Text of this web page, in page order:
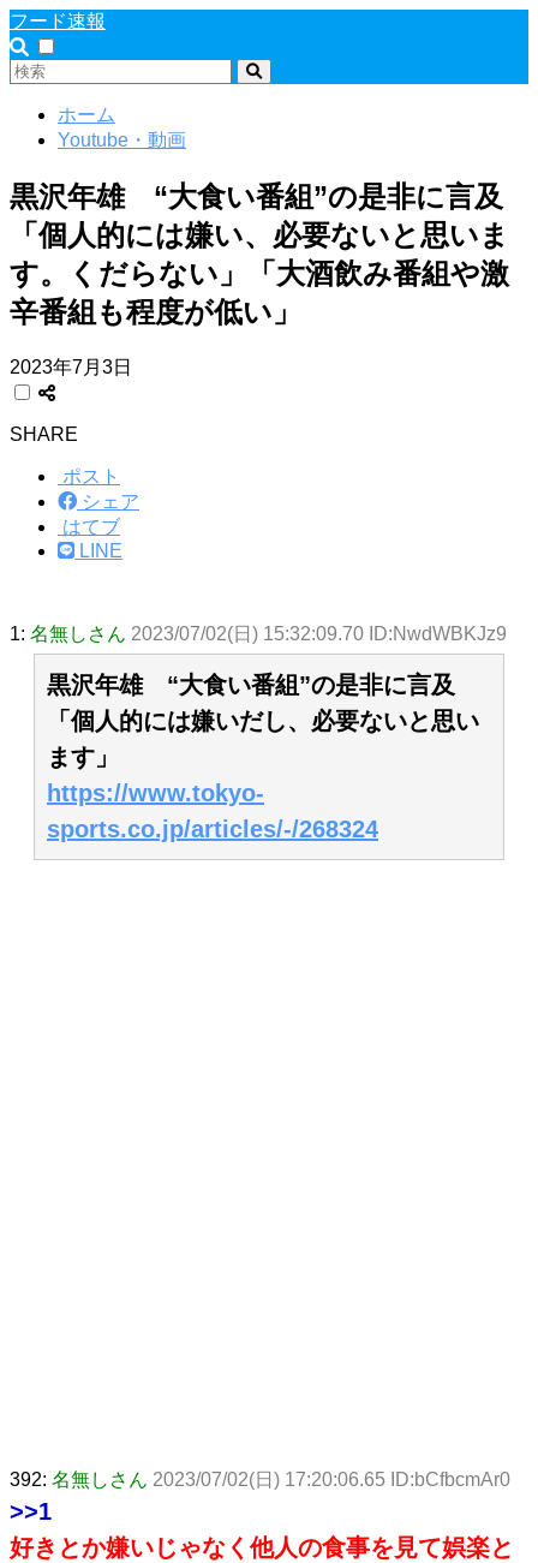
フード速報
ホーム
Youtube・動画
黒沢年雄 “大食い番組”の是非に言及
「個人的には嫌い、必要ないと思いま
す。くだらない」「大酒飲み番組や激
辛番組も程度が低い」
2023年7月3日
SHARE
ポスト
シェア
はてブ
LINE
1: 名無しさん 2023/07/02(日) 15:32:09.70 ID:NwdWBKJz9
黒沢年雄 “大食い番組”の是非に言及
「個人的には嫌いだし、必要ないと思い
ます」
https://www.tokyo-
sports.co.jp/articles/-/268324
392: 名無しさん 2023/07/02(日) 17:20:06.65 ID:bCfbcmAr0
>>1
好きとか嫌いじゃなく他人の食事を見て娯楽と